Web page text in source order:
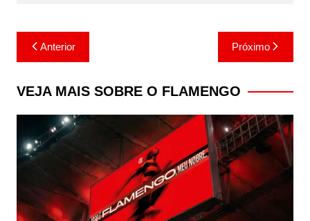
Navegação
de
Post
Anterior Próximo
VEJA MAIS SOBRE O FLAMENGO